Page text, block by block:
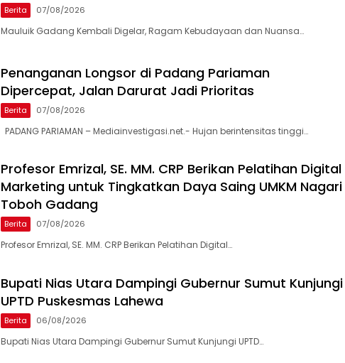
Berita 07/08/2026
Mauluik Gadang Kembali Digelar, Ragam Kebudayaan dan Nuansa…
Penanganan Longsor di Padang Pariaman
Dipercepat, Jalan Darurat Jadi Prioritas
Berita 07/08/2026
PADANG PARIAMAN – Mediainvestigasi.net.- Hujan berintensitas tinggi…
Profesor Emrizal, SE. MM. CRP Berikan Pelatihan Digital
Marketing untuk Tingkatkan Daya Saing UMKM Nagari
Toboh Gadang
Berita 07/08/2026
Profesor Emrizal, SE. MM. CRP Berikan Pelatihan Digital…
Bupati Nias Utara Dampingi Gubernur Sumut Kunjungi
UPTD Puskesmas Lahewa
Berita 06/08/2026
Bupati Nias Utara Dampingi Gubernur Sumut Kunjungi UPTD…